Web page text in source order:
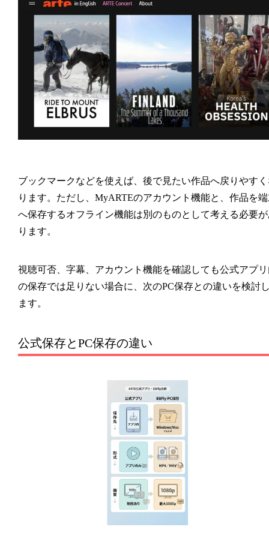
ブックマークなどを使えば、後で見たい作品へ戻りやす
ります。ただし、MyARTEのアカウント機能と、作品を
へ保存するオフライン機能は別のものとして考える必要
ります。
視聴可否、字幕、アカウント機能を確認しても公式アプ
の保存では足りない場合に、次のPC保存との違いを検討
ます。
公式保存とPC保存の違い